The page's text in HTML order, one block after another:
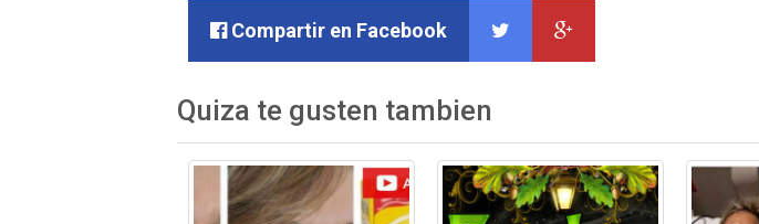
Compartir en Facebook
Quiza te gusten tambien